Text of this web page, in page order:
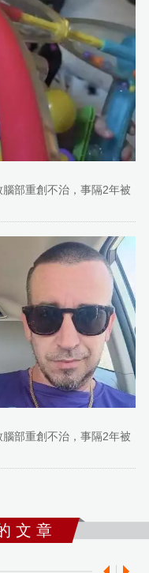
部重創不治，事隔2年被
部重創不治，事隔2年被
文 章